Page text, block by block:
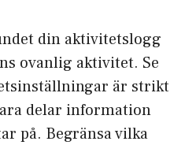
din aktivitetslogg
ovanlig aktivitet. Se
är strikt
delar information
på. Begränsa vilka